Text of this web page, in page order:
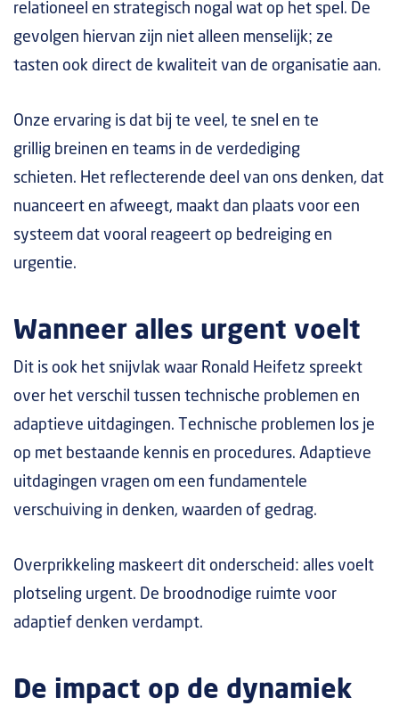
relationeel en strategisch nogal wat op het spel. De
gevolgen hiervan zijn niet alleen menselijk; ze
tasten ook direct de kwaliteit van de organisatie aan.
Onze ervaring is dat bij te veel, te snel en te
grillig breinen en teams in de verdediging
schieten. Het reflecterende deel van ons denken, dat
nuanceert en afweegt, maakt dan plaats voor een
systeem dat vooral reageert op bedreiging en
urgentie.
Wanneer alles urgent voelt
Dit is ook het snijvlak waar Ronald Heifetz spreekt
over het verschil tussen technische problemen en
adaptieve uitdagingen. Technische problemen los je
op met bestaande kennis en procedures. Adaptieve
uitdagingen vragen om een fundamentele
verschuiving in denken, waarden of gedrag.
Overprikkeling maskeert dit onderscheid: alles voelt
plotseling urgent. De broodnodige ruimte voor
adaptief denken verdampt.
De impact op de dynamiek